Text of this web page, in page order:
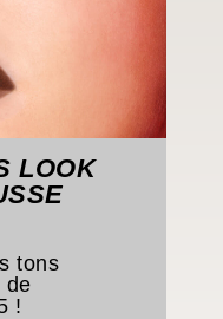
LOOK
tons
de
!